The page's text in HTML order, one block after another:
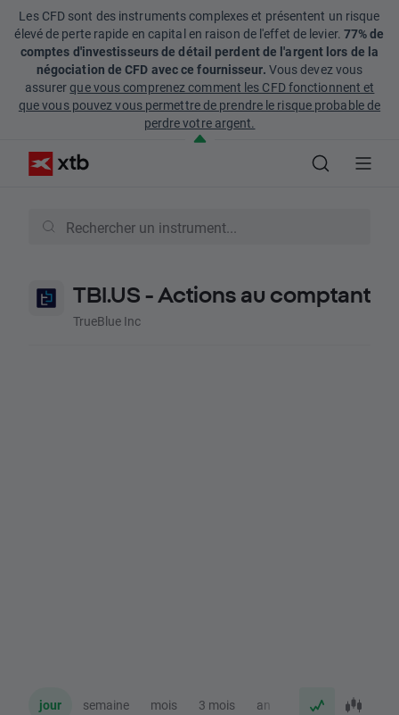
Les CFD sont des instruments complexes et présentent un risque
élevé de perte rapide en capital en raison de l'effet de levier. 77% de
comptes d'investisseurs de détail perdent de l'argent lors de la
négociation de CFD avec ce fournisseur. Vous devez vous
assurerque vous comprenez comment les CFD fonctionnent et
que vous pouvez vous permettre de prendre le risque probable de
perdre votre argent.
TBI.US - Actions au comptant
TrueBlue Inc
jour semaine mois 3 mois an